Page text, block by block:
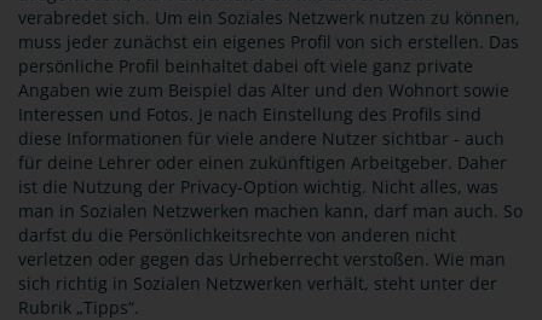
verabredet sich. Um ein Soziales Netzwerk nutzen zu können,
muss jeder zunächst ein eigenes Profil von sich erstellen. Das
persönliche Profil beinhaltet dabei oft viele ganz private
Angaben wie zum Beispiel das Alter und den Wohnort sowie
Interessen und Fotos. Je nach Einstellung des Profils sind
diese Informationen für viele andere Nutzer sichtbar - auch
für deine Lehrer oder einen zukünftigen Arbeitgeber. Daher
ist die Nutzung der Privacy-Option wichtig. Nicht alles, was
man in Sozialen Netzwerken machen kann, darf man auch. So
darfst du die Persönlichkeitsrechte von anderen nicht
verletzen oder gegen das Urheberrecht verstoßen. Wie man
sich richtig in Sozialen Netzwerken verhält, steht unter der
Rubrik „Tipps“.